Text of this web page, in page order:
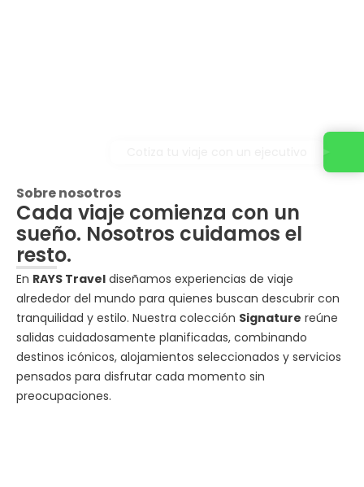
Sobre nosotros
Cada viaje comienza con un
sueño. Nosotros cuidamos el
resto.
En RAYS Travel diseñamos experiencias de viaje
alrededor del mundo para quienes buscan descubrir con
tranquilidad y estilo. Nuestra colección Signature reúne
salidas cuidadosamente planificadas, combinando
destinos icónicos, alojamientos seleccionados y servicios
pensados para disfrutar cada momento sin
preocupaciones.